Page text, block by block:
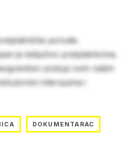
ponude.
je isključivo pretplatnicima.
pristup svim našim
intervjuima i
DOKUMENTARAC